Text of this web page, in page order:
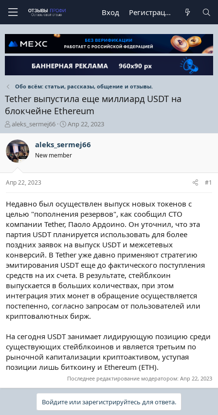
Вход Регистрация
Обо всём: статьи, рассказы, общение и отзывы.
Tether выпустила еще миллиард USDT на
блокчейне Ethereum
А
в
т
о
р
е
м
aleks_sermej66
Д
а
а
н
ч
а
Апр 22, 2023
aleks_sermej66
New member
Апр 22, 2023 #1
Недавно был осуществлен выпуск новых токенов с
целью "пополнения резервов", как сообщил CTO
компании Tether, Паоло Ардоино. Он уточнил, что эта
партия USDT планируется использовать для более
поздних заявок на выпуск USDT и межсетевых
конверсий. В Tether уже давно применяют стратегию
эмитирования USDT еще до фактического поступления
средств на их счета. В результате, стейблкоин
выпускается в больших количествах, при этом
интеграция этих монет в обращение осуществляется
постепенно, согласно запросам от пользователей или
криптовалютных бирж.
На сегодня USDT занимает лидирующую позицию среди
существующих стейблкоинов и является третьим по
рыночной капитализации криптоактивом, уступая
позиции лишь биткоину и Ethereum (ETH).
Последнее редактирование модератором: Апр 22, 2023
Войдите или зарегистрируйтесь для ответа.